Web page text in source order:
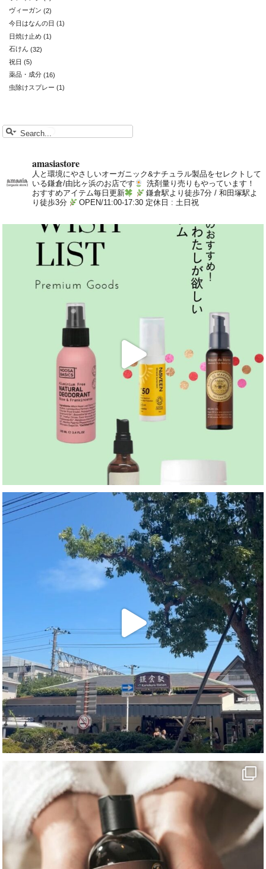
ヴィーガン (2)
今日はなんの日 (1)
日焼け止め (1)
石けん (32)
祝日 (5)
薬品・成分 (16)
虫除けスプレー (1)
amasiastore
人と環境にやさしいオーガニック&ナチュラル製品をセレクトして
いる鎌倉/由比ヶ浜のお店です
洗剤量り売りもやっています！
おすすめアイテム毎日更新
鎌倉駅より徒歩7分 / 和田塚駅よ
り徒歩3分
OPEN/11:00-17:30 定休日 : 土日祝